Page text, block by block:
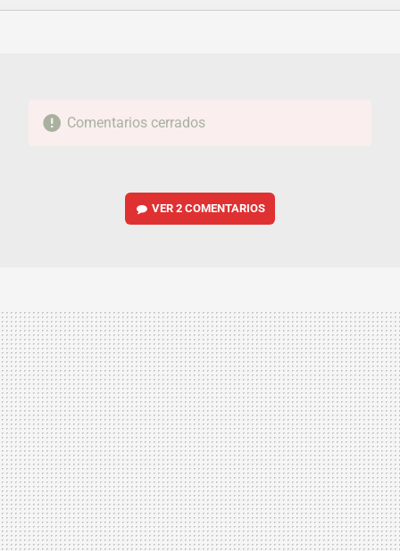
FACEBOOKTWITTERFLIPBOARD
E-
WHATSAPP
Comentarios cerrados
VER2 COMENTARIOS